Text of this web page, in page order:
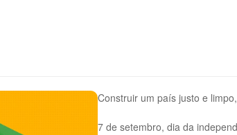
Construir um país justo e
7 de setembro, dia da